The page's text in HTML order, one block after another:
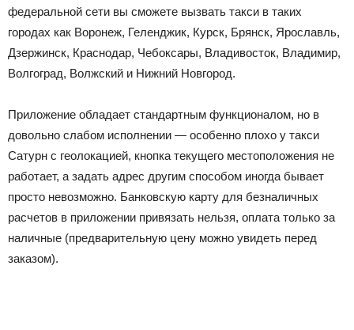
федеральной сети вы сможете вызвать такси в таких
городах как Воронеж, Геленджик, Курск, Брянск, Ярославль,
Дзержинск, Краснодар, Чебоксары, Владивосток, Владимир,
Волгоград, Волжский и Нижний Новгород.
Приложение обладает стандартным функционалом, но в
довольно слабом исполнении — особенно плохо у такси
Сатурн с геолокацией, кнопка текущего местоположения не
работает, а задать адрес другим способом иногда бывает
просто невозможно. Банковскую карту для безналичных
расчетов в приложении привязать нельзя, оплата только за
наличные (предварительную цену можно увидеть перед
заказом).